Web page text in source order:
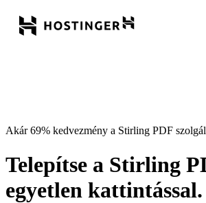
Akár 69% kedvezmény a Stirling PDF
Telepítse a Stirling
egyetlen kattintással.